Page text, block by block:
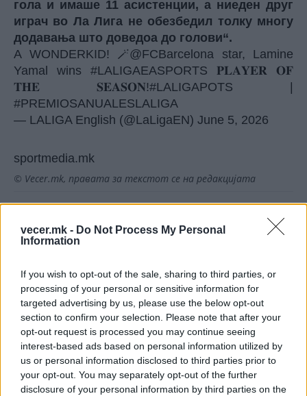
vecer.mk - Do Not Process My Personal
Information
If you wish to opt-out of the sale, sharing to third parties, or
processing of your personal or sensitive information for
targeted advertising by us, please use the below opt-out
section to confirm your selection. Please note that after your
opt-out request is processed you may continue seeing
interest-based ads based on personal information utilized by
us or personal information disclosed to third parties prior to
your opt-out. You may separately opt-out of the further
disclosure of your personal information by third parties on the
гола и имаше 11 асистенции, а ниеден друг
играч во Ла Лига не обезбедил толку многу
додавања што доведоа до голови“.
A WONDERKID! 🪄@FCBarcelona star, Lamine
Yamal wins #LALIGAEASPORTS 𝐏𝐋𝐀𝐘𝐄𝐑 𝐎𝐅
𝐓𝐇𝐄 𝐒𝐄𝐀𝐒𝐎𝐍!#LALIGAPOTS
#PREMIOSANUALESLALIGA
— LALIGA English (@LaLigaEN) June 5, 2026
sportmedia.mk
© Vecer.mk, правата за текстот се на редакцијата
новиот тренер и ги шокира сите!
Инфантино го возврати ударот:
Му понуди на Мароко да биде
домаќин на финалето на СП
2030!
НАЈЧИТАНИ ВО ПОСЛЕДНИ 7 ДЕНА